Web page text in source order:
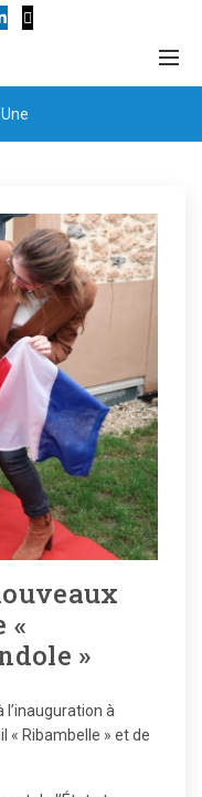
«
»
l’inauguration à
« Ribambelle » et de